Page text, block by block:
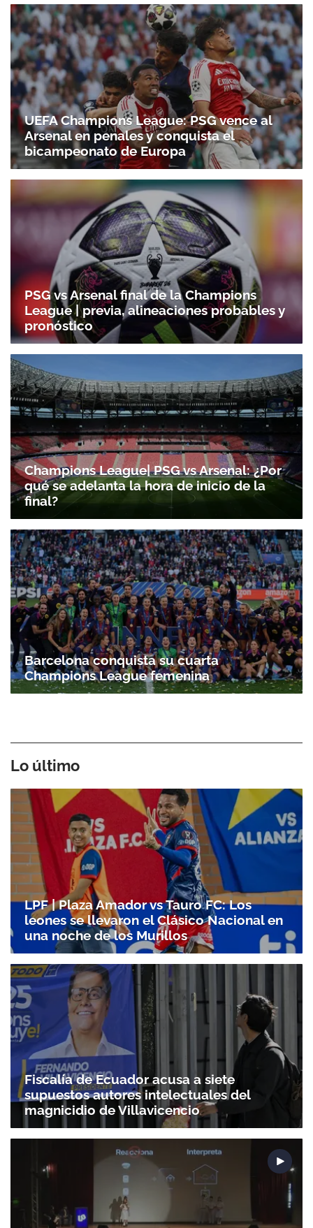
UEFA Champions League: PSG vence al
Arsenal en penales y conquista el
bicampeonato de Europa
PSG vs Arsenal final de la Champions
League | previa, alineaciones probables y
pronóstico
Champions League| PSG vs Arsenal: ¿Por
qué se adelanta la hora de inicio de la
final?
Barcelona conquista su cuarta
Champions League femenina
Lo último
LPF | Plaza Amador vs Tauro FC: Los
leones se llevaron el Clásico Nacional en
una noche de los Murillos
Fiscalía de Ecuador acusa a siete
supuestos autores intelectuales del
magnicidio de Villavicencio